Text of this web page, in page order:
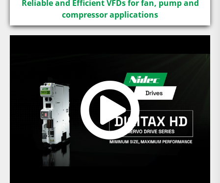
Reliable and Efficient VFDs for fan, pump and
compressor applications